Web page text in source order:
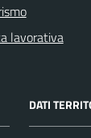
lavorativa
DATI